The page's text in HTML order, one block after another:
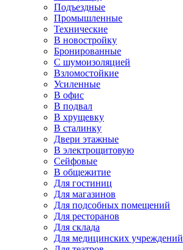
Подъездные
Промышленные
Технические
В новостройку
Бронированные
С шумоизоляцией
Взломостойкие
Усиленные
В офис
В подвал
В хрущевку
В сталинку
Двери этажные
В электрощитовую
Сейфовые
В общежитие
Для гостиниц
Для магазинов
Для подсобных помещений
Для ресторанов
Для склада
Для медицинских учреждений